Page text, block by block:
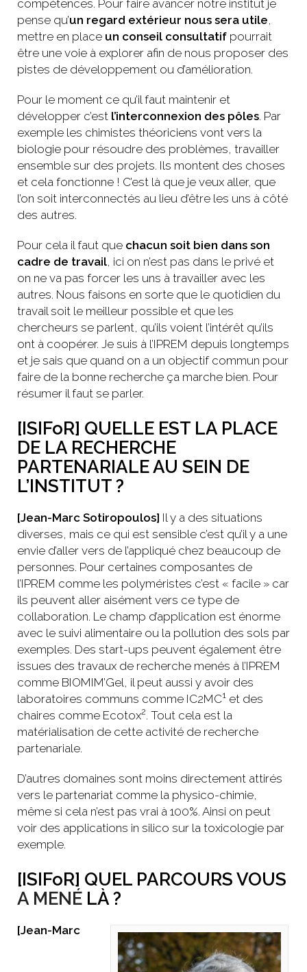
compétences. Pour faire avancer notre institut je
pense qu’un regard extérieur nous sera utile,
mettre en place un conseil consultatif pourrait
être une voie à explorer afin de nous proposer des
pistes de développement ou d’amélioration.
Pour le moment ce qu’il faut maintenir et
développer c’est l’interconnexion des pôles. Par
exemple les chimistes théoriciens vont vers la
biologie pour résoudre des problèmes, travailler
ensemble sur des projets. Ils montent des choses
et cela fonctionne ! C’est là que je veux aller, que
l’on soit interconnectés au lieu d’être les uns à côté
des autres.
Pour cela il faut que chacun soit bien dans son
cadre de travail, ici on n’est pas dans le privé et
on ne va pas forcer les uns à travailler avec les
autres. Nous faisons en sorte que le quotidien du
travail soit le meilleur possible et que les
chercheurs se parlent, qu’ils voient l’intérêt qu’ils
ont à coopérer. Je suis à l’IPREM depuis longtemps
et je sais que quand on a un objectif commun pour
faire de la bonne recherche ça marche bien. Pour
résumer il faut se parler.
[ISIFoR] QUELLE EST LA PLACE
DE LA RECHERCHE
PARTENARIALE AU SEIN DE
L’INSTITUT ?
[Jean-Marc Sotiropoulos] Il y a des situations
diverses, mais ce qui est sensible c’est qu’il y a une
envie d’aller vers de l’appliqué chez beaucoup de
personnes. Pour certaines composantes de
l’IPREM comme les polyméristes c’est « facile » car
ils peuvent aller aisément vers ce type de
collaboration. Le champ d’application est énorme
avec le suivi alimentaire ou la pollution des sols par
exemples. Des start-ups peuvent également être
issues des travaux de recherche menés à l’IPREM
comme BIOMIM’Gel, il peut aussi y avoir des
laboratoires communs comme IC2MC1 et des
chaires comme Ecotox2. Tout cela est la
matérialisation de cette activité de recherche
partenariale.
D’autres domaines sont moins directement attirés
vers le partenariat comme la physico-chimie,
même si cela n’est pas vrai à 100%. Ainsi on peut
voir des applications in silico sur la toxicologie par
exemple.
[ISIFoR] QUEL PARCOURS VOUS
A MENÉ LÀ ?
[Jean-Marc